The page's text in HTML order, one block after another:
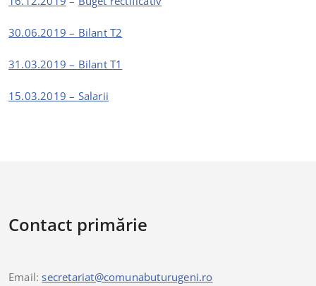
30.06.2019 – Bilant T2
31.03.2019 – Bilant T1
15.03.2019 – Salarii
Contact primărie
Email:secretariat@comunabuturugeni.ro